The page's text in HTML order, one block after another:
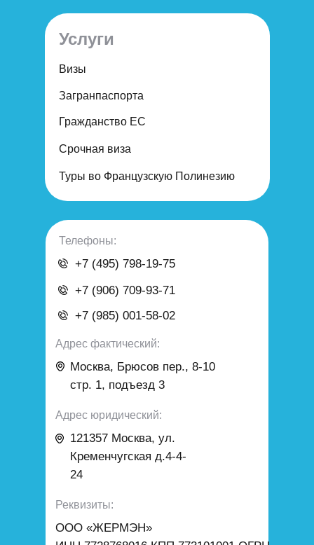
Услуги
+7 (906) 709-93-71
+7 (495) 798-19-75
ООО «ЖЕРМЭН»
Москва, Брюсов пер., 8-10
стр. 1, подъезд 3
+7 (985) 001-58-02
121357 Москва, ул.
Кременчугская д.4-4-
24
Адрес юридический:
Адрес фактический:
Реквизиты:
Телефоны:
Срочная виза
Гражданство ЕС
Загранпаспорта
Туры во Французскую Полинезию
Визы